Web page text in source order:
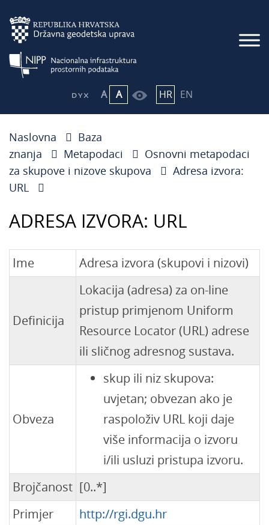
A A HR EN
Naslovna
Baza
znanja
Metapodaci
Osnovni metapodaci
za skupove i nizove skupova
Adresa izvora:
URL
ADRESA IZVORA: URL
Ime Adresa izvora (skupovi i nizovi)
Definicija
Lokacija (adresa) za on-line
pristup primjenom Uniform
Resource Locator (URL) adrese
ili sličnog adresnog sustava.
Obveza
skup ili niz skupova:
uvjetan; obvezan ako je
raspoloživ URL koji daje
više informacija o izvoru
i/ili usluzi pristupa izvoru.
Brojčanost [0..*]
Primjer
http://rgi.dgu.hr